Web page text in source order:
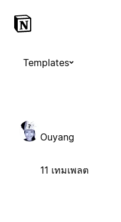
Templates
Ouyang
11 เทมเพลต